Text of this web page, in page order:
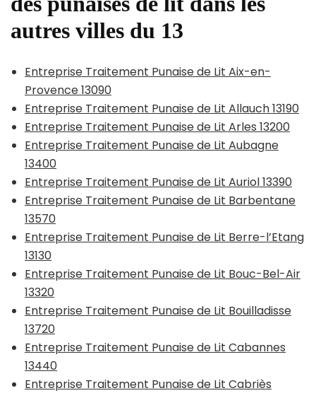
autres villes du 13
Entreprise Traitement Punaise de Lit Aix-en-
Provence 13090
Entreprise Traitement Punaise de Lit Allauch 13190
Entreprise Traitement Punaise de Lit Arles 13200
Entreprise Traitement Punaise de Lit Aubagne
13400
Entreprise Traitement Punaise de Lit Auriol 13390
Entreprise Traitement Punaise de Lit Barbentane
13570
Entreprise Traitement Punaise de Lit Berre-l’Etang
13130
Entreprise Traitement Punaise de Lit Bouc-Bel-Air
13320
Entreprise Traitement Punaise de Lit Bouilladisse
13720
Entreprise Traitement Punaise de Lit Cabannes
13440
Entreprise Traitement Punaise de Lit Cabriès